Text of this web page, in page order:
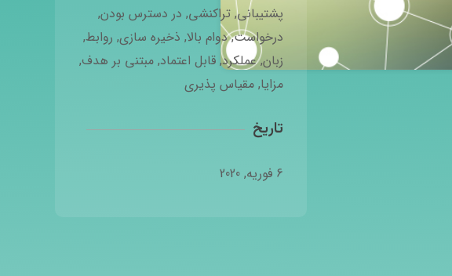
پشتیبانی, تراکنشی, در دسترس بودن,
درخواست,دوام بالا, ذخیره سازی, روابط,
زبان,عملکرد, قابل اعتماد, مبتنی بر هدف,
مزایا, مقیاس پذیری
تاریخ
6 فوریه, 2020